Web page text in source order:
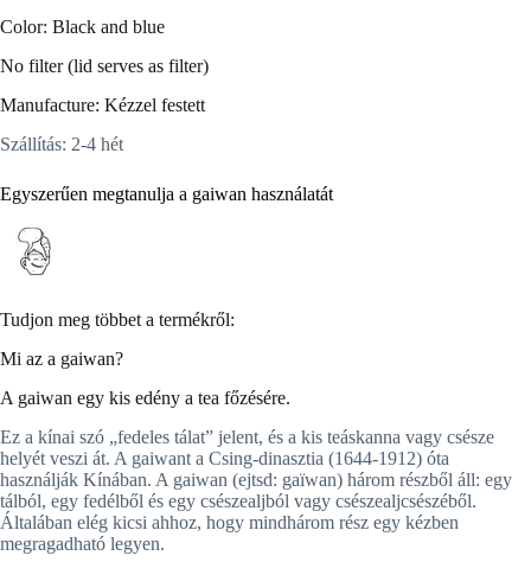
Color: Black and blue
No filter (lid serves as filter)
Manufacture: Kézzel festett
Szállítás: 2-4 hét
Egyszerűen megtanulja a gaiwan használatát
Tudjon meg többet a termékről:
Mi az a gaiwan?
A gaiwan egy kis edény a tea főzésére.
Ez a kínai szó „fedeles tálat” jelent, és a kis teáskanna vagy csésze
helyét veszi át. A gaiwant a Csing-dinasztia (1644-1912) óta
használják Kínában. A gaiwan (ejtsd: gaïwan) három részből áll: egy
tálból, egy fedélből és egy csészealjból vagy csészealjcsészéből.
Általában elég kicsi ahhoz, hogy mindhárom rész egy kézben
megragadható legyen.